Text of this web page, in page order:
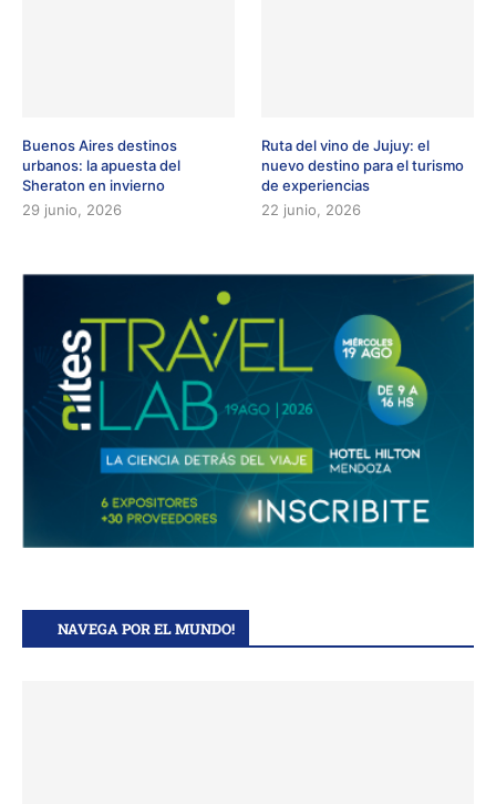
Buenos Aires destinos
urbanos: la apuesta del
Sheraton en invierno
29 junio, 2026
Ruta del vino de Jujuy: el
nuevo destino para el turismo
de experiencias
22 junio, 2026
NAVEGA POR EL MUNDO!